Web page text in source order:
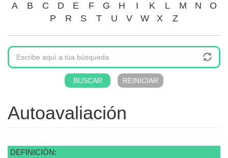
A B C D E F G H I K L M N
O
P
R S T U V W X Z
Autoavaliación
DEFINICIÓN: